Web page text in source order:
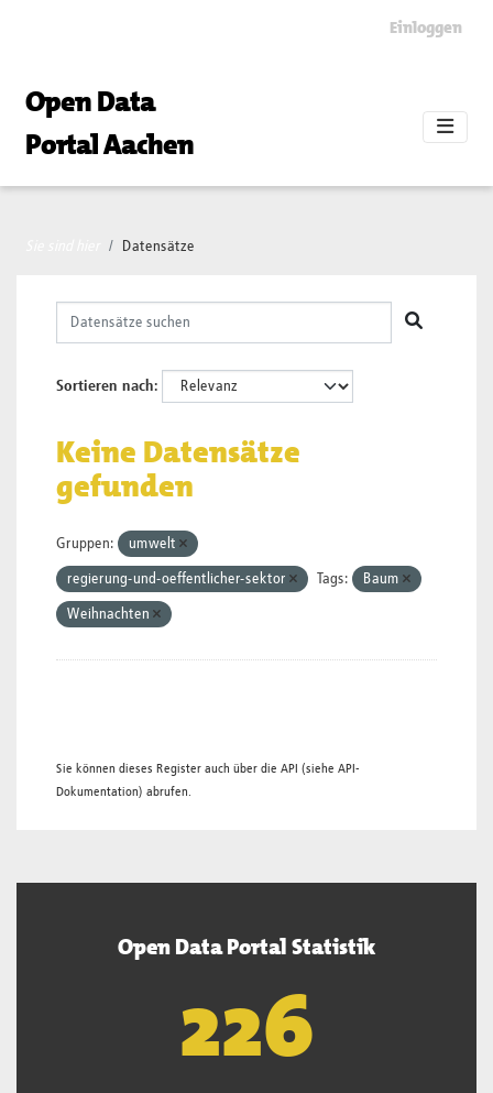
Einloggen
Open Data
Portal Aachen
Datensätze
Sortieren nach
Keine Datensätze
gefunden
Gruppen: umwelt
regierung-und-oeffentlicher-sektor Tags: Baum
Weihnachten
Sie können dieses Register auch über die API (siehe API-
Dokumentation) abrufen.
Open Data Portal Statistik
226